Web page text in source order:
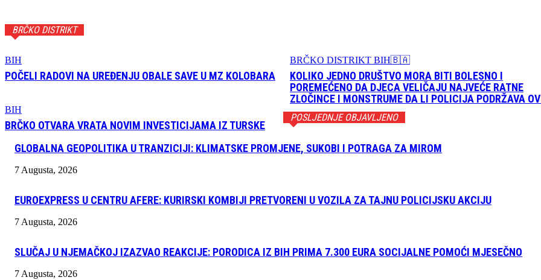
BRČKO DISTRIKT
BIH
POČELI RADOVI NA UREĐENJU OBALE SAVE U MZ KOLOBARA
BRČKO DISTRIKT BIH🇧🇦
KOLIKO JEDNO DRUŠTVO MORA BITI BOLESNO I
POREMEĆENO DA DJECA VELIČAJU NAJVEĆE RATNE
ZLOČINCE I MONSTRUME DA LI POLICIJA PODRŽAVA
BIH
BRČKO OTVARA VRATA NOVIM INVESTICIJAMA IZ TURSKE
POSLJEDNJE OBJAVLJENO
GLOBALNA GEOPOLITIKA U TRANZICIJI: KLIMATSKE PROMJENE, SUKOBI I POTRAGA ZA MIROM
7 Augusta, 2026
EUROEXPRESS U CENTRU AFERE: KURIRSKI KOMBIJI PRETVORENI U VOZILA ZA TAJNU POLICIJSKU AKCIJU
7 Augusta, 2026
SLUČAJ U NJEMAČKOJ IZAZVAO REAKCIJE: PORODICA IZ BIH PRIMA 7.300 EURA SOCIJALNE POMOĆI MJESEČNO
7 Augusta, 2026